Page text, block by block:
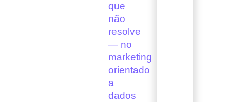
que
não
resolve
— no
marketing
orientado
a
dados